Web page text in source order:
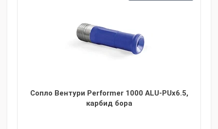
Сопло Вентури Performer 1000 ALU-PUx6.5,
карбид бора